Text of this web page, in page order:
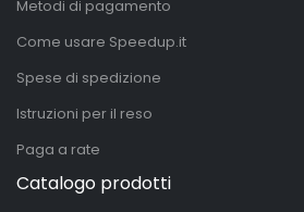
Metodi di pagamento
Come usare Speedup.it
Spese di spedizione
Istruzioni per il reso
Paga a rate
Catalogo prodotti